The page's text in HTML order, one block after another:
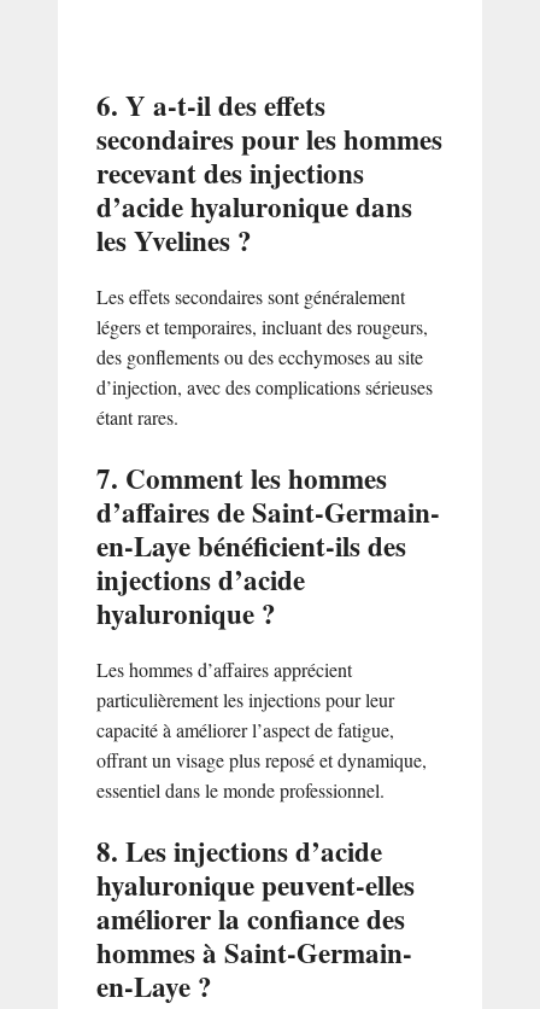
6. Y a-t-il des effets
secondaires pour les hommes
recevant des injections
d’acide hyaluronique dans
les Yvelines ?
Les effets secondaires sont généralement
légers et temporaires, incluant des rougeurs,
des gonflements ou des ecchymoses au site
d’injection, avec des complications sérieuses
étant rares.
7. Comment les hommes
d’affaires de Saint-Germain-
en-Laye bénéficient-ils des
injections d’acide
hyaluronique ?
Les hommes d’affaires apprécient
particulièrement les injections pour leur
capacité à améliorer l’aspect de fatigue,
offrant un visage plus reposé et dynamique,
essentiel dans le monde professionnel.
8. Les injections d’acide
hyaluronique peuvent-elles
améliorer la confiance des
hommes à Saint-Germain-
en-Laye ?